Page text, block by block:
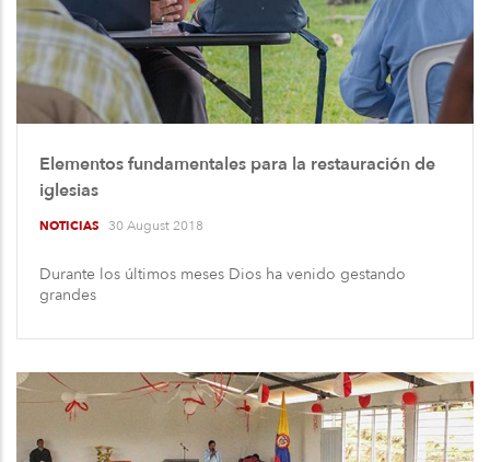
Elementos fundamentales para la restauración de
iglesias
NOTICIAS 30 August 2018
Durante los últimos meses Dios ha venido gestando
grandes